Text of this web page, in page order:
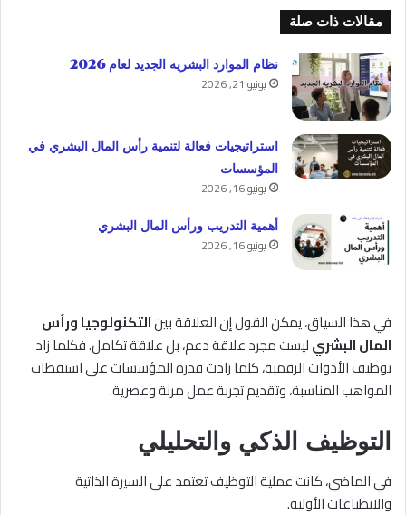
مقالات ذات صلة
نظام الموارد البشريه الجديد لعام 2026
يونيو 21, 2026
استراتيجيات فعالة لتنمية رأس المال البشري في
المؤسسات
يونيو 16, 2026
أهمية التدريب ورأس المال البشري
يونيو 16, 2026
في هذا السياق، يمكن القول إن العلاقة بينالتكنولوجيا ورأس
المال البشريليست مجرد علاقة دعم، بل علاقة تكامل. فكلما زاد
توظيف الأدوات الرقمية، كلما زادت قدرة المؤسسات على استقطاب
المواهب المناسبة، وتقديم تجربة عمل مرنة وعصرية.
التوظيف الذكي والتحليلي
في الماضي، كانت عملية التوظيف تعتمد على السيرة الذاتية
والانطباعات الأولية.